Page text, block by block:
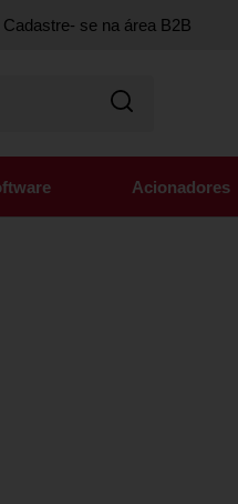
Cadastre- se na área B2B
Acionadores